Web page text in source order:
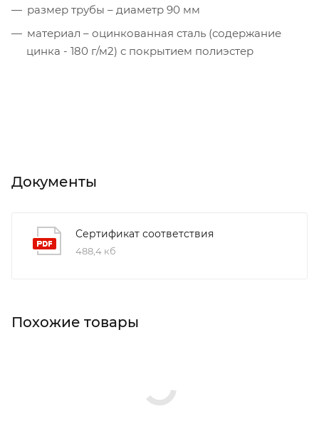
размер трубы – диаметр 90 мм
материал – оцинкованная сталь (содержание
цинка - 180 г/м2) с покрытием полиэстер
Документы
Сертификат соответствия
488,4 кб
Похожие товары